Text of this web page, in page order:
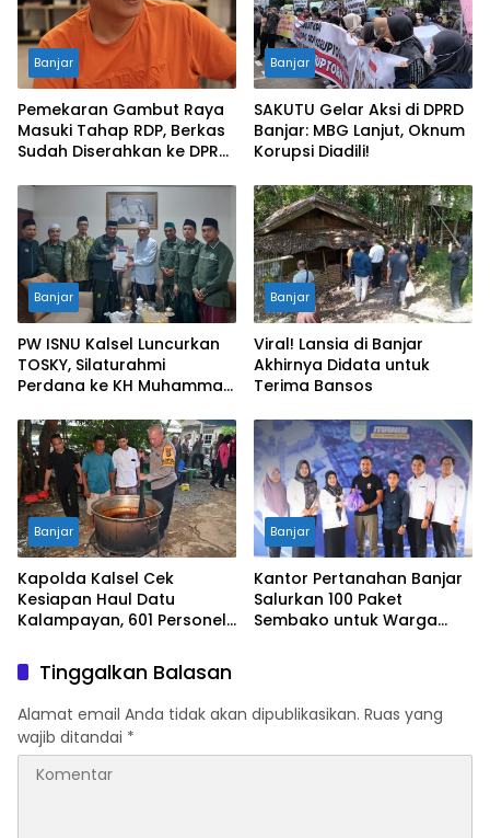
Banjar
Pemekaran Gambut Raya
Masuki Tahap RDP, Berkas
Sudah Diserahkan ke DPRD
Banjar
SAKUTU Gelar Aksi di DPRD
Banjar: MBG Lanjut, Oknum
Korupsi Diadili!
Banjar
PW ISNU Kalsel Luncurkan
TOSKY, Silaturahmi
Perdana ke KH Muhammad
Banjar
Viral! Lansia di Banjar
Akhirnya Didata untuk
Terima Bansos
Banjar
Kapolda Kalsel Cek
Kesiapan Haul Datu
Kalampayan, 601 Personel
Banjar
Kantor Pertanahan Banjar
Salurkan 100 Paket
Sembako untuk Warga
Tinggalkan Balasan
Alamat email Anda tidak akan dipublikasikan. Ruas yang
wajib ditandai *